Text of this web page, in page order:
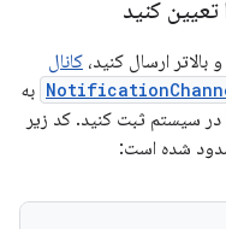
تعیین کنید
کانال
به
در سیستم ثبت کنید. کد زیر
شده است: